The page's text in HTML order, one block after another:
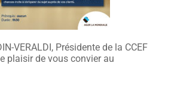
VERALDI, Présidente de la CCEF
plaisir de vous convier au